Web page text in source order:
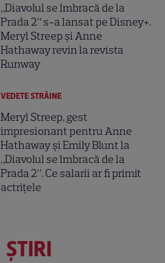
„Diavolul se îmbracă de la
Prada 2” s-a lansat pe Disney+.
Meryl Streep și Anne
Hathaway revin la revista
Runway
VEDETE STRĂINE
Meryl Streep, gest
impresionant pentru Anne
Hathaway și Emily Blunt la
„Diavolul se îmbracă de la
Prada 2”. Ce salarii ar fi primit
actrițele
ŞTIRI